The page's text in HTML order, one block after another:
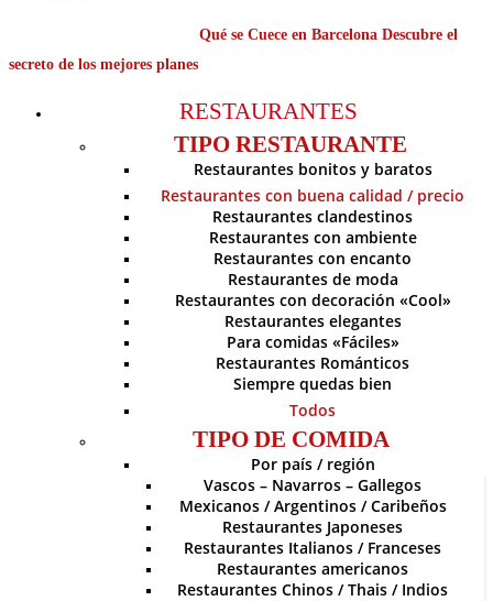
Qué se Cuece en Barcelona Descubre el
secreto de los mejores planes
RESTAURANTES
TIPO RESTAURANTE
Restaurantes bonitos y baratos
Restaurantes con buena calidad / precio
Restaurantes clandestinos
Restaurantes con ambiente
Restaurantes con encanto
Restaurantes de moda
Restaurantes con decoración «Cool»
Restaurantes elegantes
Para comidas «Fáciles»
Restaurantes Románticos
Siempre quedas bien
Todos
TIPO DE COMIDA
Por país / región
Vascos – Navarros – Gallegos
Mexicanos / Argentinos / Caribeños
Restaurantes Japoneses
Restaurantes Italianos / Franceses
Restaurantes americanos
Restaurantes Chinos / Thais / Indios